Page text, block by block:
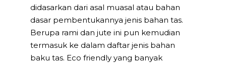
didasarkan dari asal muasal atau bahan
dasar pembentukannya jenis bahan tas.
Berupa rami dan jute ini pun kemudian
termasuk ke dalam daftar jenis bahan
baku tas. Eco friendly yang banyak